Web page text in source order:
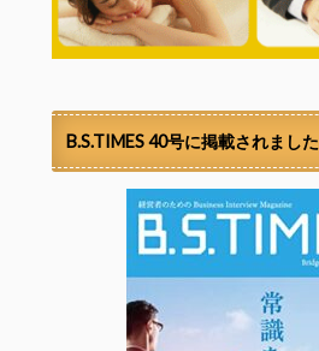
B.S.TIMES 40号に掲載されました